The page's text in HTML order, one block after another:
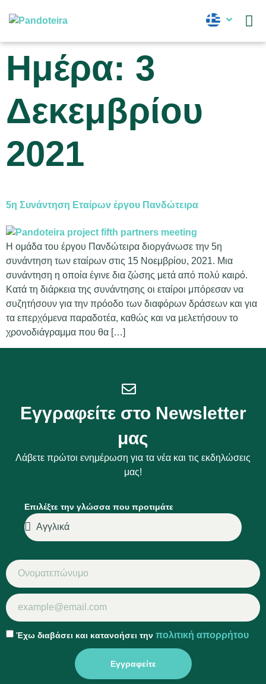
Ημέρα: 3
Δεκεμβρίου
2021
5η Συνάντηση Εταίρων έργου Πανδώτειρα
Η ομάδα του έργου Πανδώτειρα διοργάνωσε την 5η
συνάντηση των εταίρων στις 15 Νοεμβρίου, 2021. Μια
συνάντηση η οποία έγινε δια ζώσης μετά από πολύ καιρό.
Κατά τη διάρκεια της συνάντησης οι εταίροι μπόρεσαν να
συζητήσουν για την πρόοδο των διαφόρων δράσεων και για
τα επερχόμενα παραδοτέα, καθώς και να μελετήσουν το
χρονοδιάγραμμα που θα […]
Εγγραφείτε στο Newsletter
μας
Λάβετε πρώτοι ενημέρωση για τα νέα και τις εκδηλώσεις
μας!
Επιλέξτε την γλώσσα που προτιμάτε
Έχω διαβάσει και κατανοήσει την πολιτική απορρήτου
Εγγραφείτε